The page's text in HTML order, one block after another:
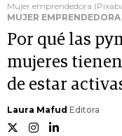
Mujer emprendedora
MUJER
Por qué las
mujeres
de estar
Laura Mafud Editora